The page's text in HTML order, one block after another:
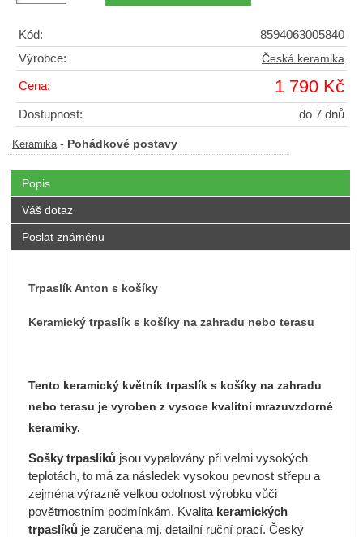
Kód:
8594063005840
Výrobce:
Česká keramika
Cena: 1 790 Kč
Dostupnost: do 7 dnů
Keramika - Pohádkové postavy
Popis
Váš dotaz
Poslat známénu
Trpaslík Anton s košíky
Keramický trpaslík s košíky na zahradu nebo terasu
Tento keramický květník trpaslík s košíky na zahradu
nebo terasu je vyroben z vysoce kvalitní mrazuvzdorné
keramiky.
Sošky trpaslíkůjsou vypalovány při velmi vysokých
teplotách, to má za následek vysokou pevnost střepu a
zejména výrazně velkou odolnost výrobku vůči
povětrnostním podmínkám. Kvalita keramických
trpaslíkůje zaručena mj. detailní ruční prací. Český